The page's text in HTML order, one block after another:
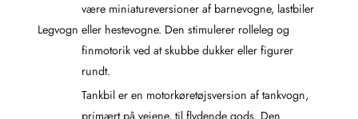
Legvogn
være miniatureversioner af barnevogne, lastbiler
eller hestevogne. Den stimulerer rolleleg og
finmotorik ved at skubbe dukker eller figurer
rundt.
Tankbil er en motorkøretøjsversion af tankvogn,
primært på vejene, til flydende gods. Den